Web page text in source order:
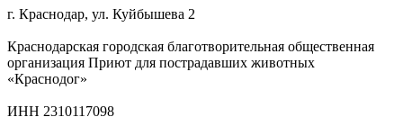
г. Краснодар, ул. Куйбышева 2
Краснодарская городская благотворительная общественная
организация Приют для пострадавших животных
«Краснодог»
ИНН 2310117098